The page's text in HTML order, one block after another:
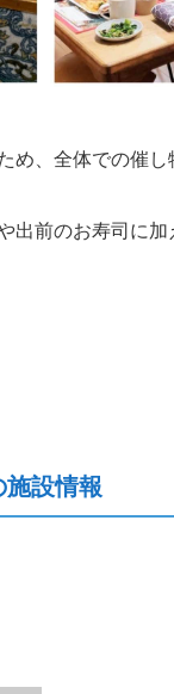
、全体での催
前のお寿司に加
設情報